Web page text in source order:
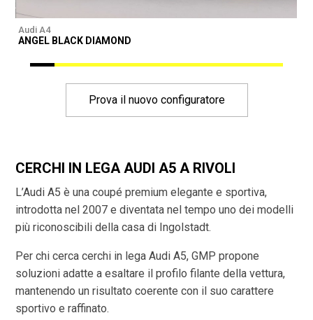
Audi A4
ANGEL BLACK DIAMOND
Prova il nuovo configuratore
CERCHI IN LEGA AUDI A5 A RIVOLI
L’Audi A5 è una coupé premium elegante e sportiva,
introdotta nel 2007 e diventata nel tempo uno dei modelli
più riconoscibili della casa di Ingolstadt.
Per chi cerca cerchi in lega Audi A5, GMP propone
soluzioni adatte a esaltare il profilo filante della vettura,
mantenendo un risultato coerente con il suo carattere
sportivo e raffinato.